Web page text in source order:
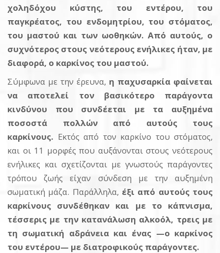
χοληδόχου κύστης, του εντέρου, του
παγκρέατος, του ενδομητρίου, του στόματος,
του μαστού και των ωοθηκών. Από αυτούς, ο
συχνότερος στους νεότερους ενήλικες ήταν, με
διαφορά, ο καρκίνος του μαστού.
Σύμφωνα με την έρευνα, η παχυσαρκία φαίνεται
να αποτελεί τον βασικότερο παράγοντα
κινδύνου που συνδέεται με τα αυξημένα
ποσοστά πολλών από αυτούς τους
καρκίνους. Εκτός από τον καρκίνο του στόματος,
και οι 11 μορφές που αυξάνονται στους νεότερους
ενήλικες και σχετίζονται με γνωστούς παράγοντες
τρόπου ζωής είχαν σύνδεση με την αυξημένη
σωματική μάζα. Παράλληλα, έξι από αυτούς τους
καρκίνους συνδέθηκαν και με το κάπνισμα,
τέσσερις με την κατανάλωση αλκοόλ, τρεις με
τη σωματική αδράνεια και ένας —ο καρκίνος
του εντέρου— με διατροφικούς παράγοντες.